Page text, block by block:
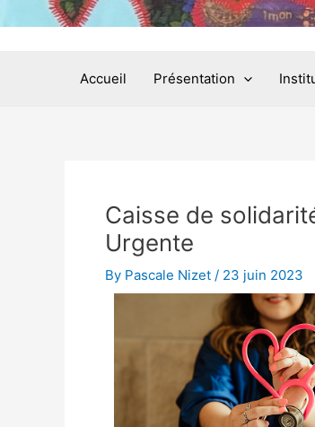
Accueil Présentation
Caisse de
Urgente
By Pascale Nizet / 23 juin 2023